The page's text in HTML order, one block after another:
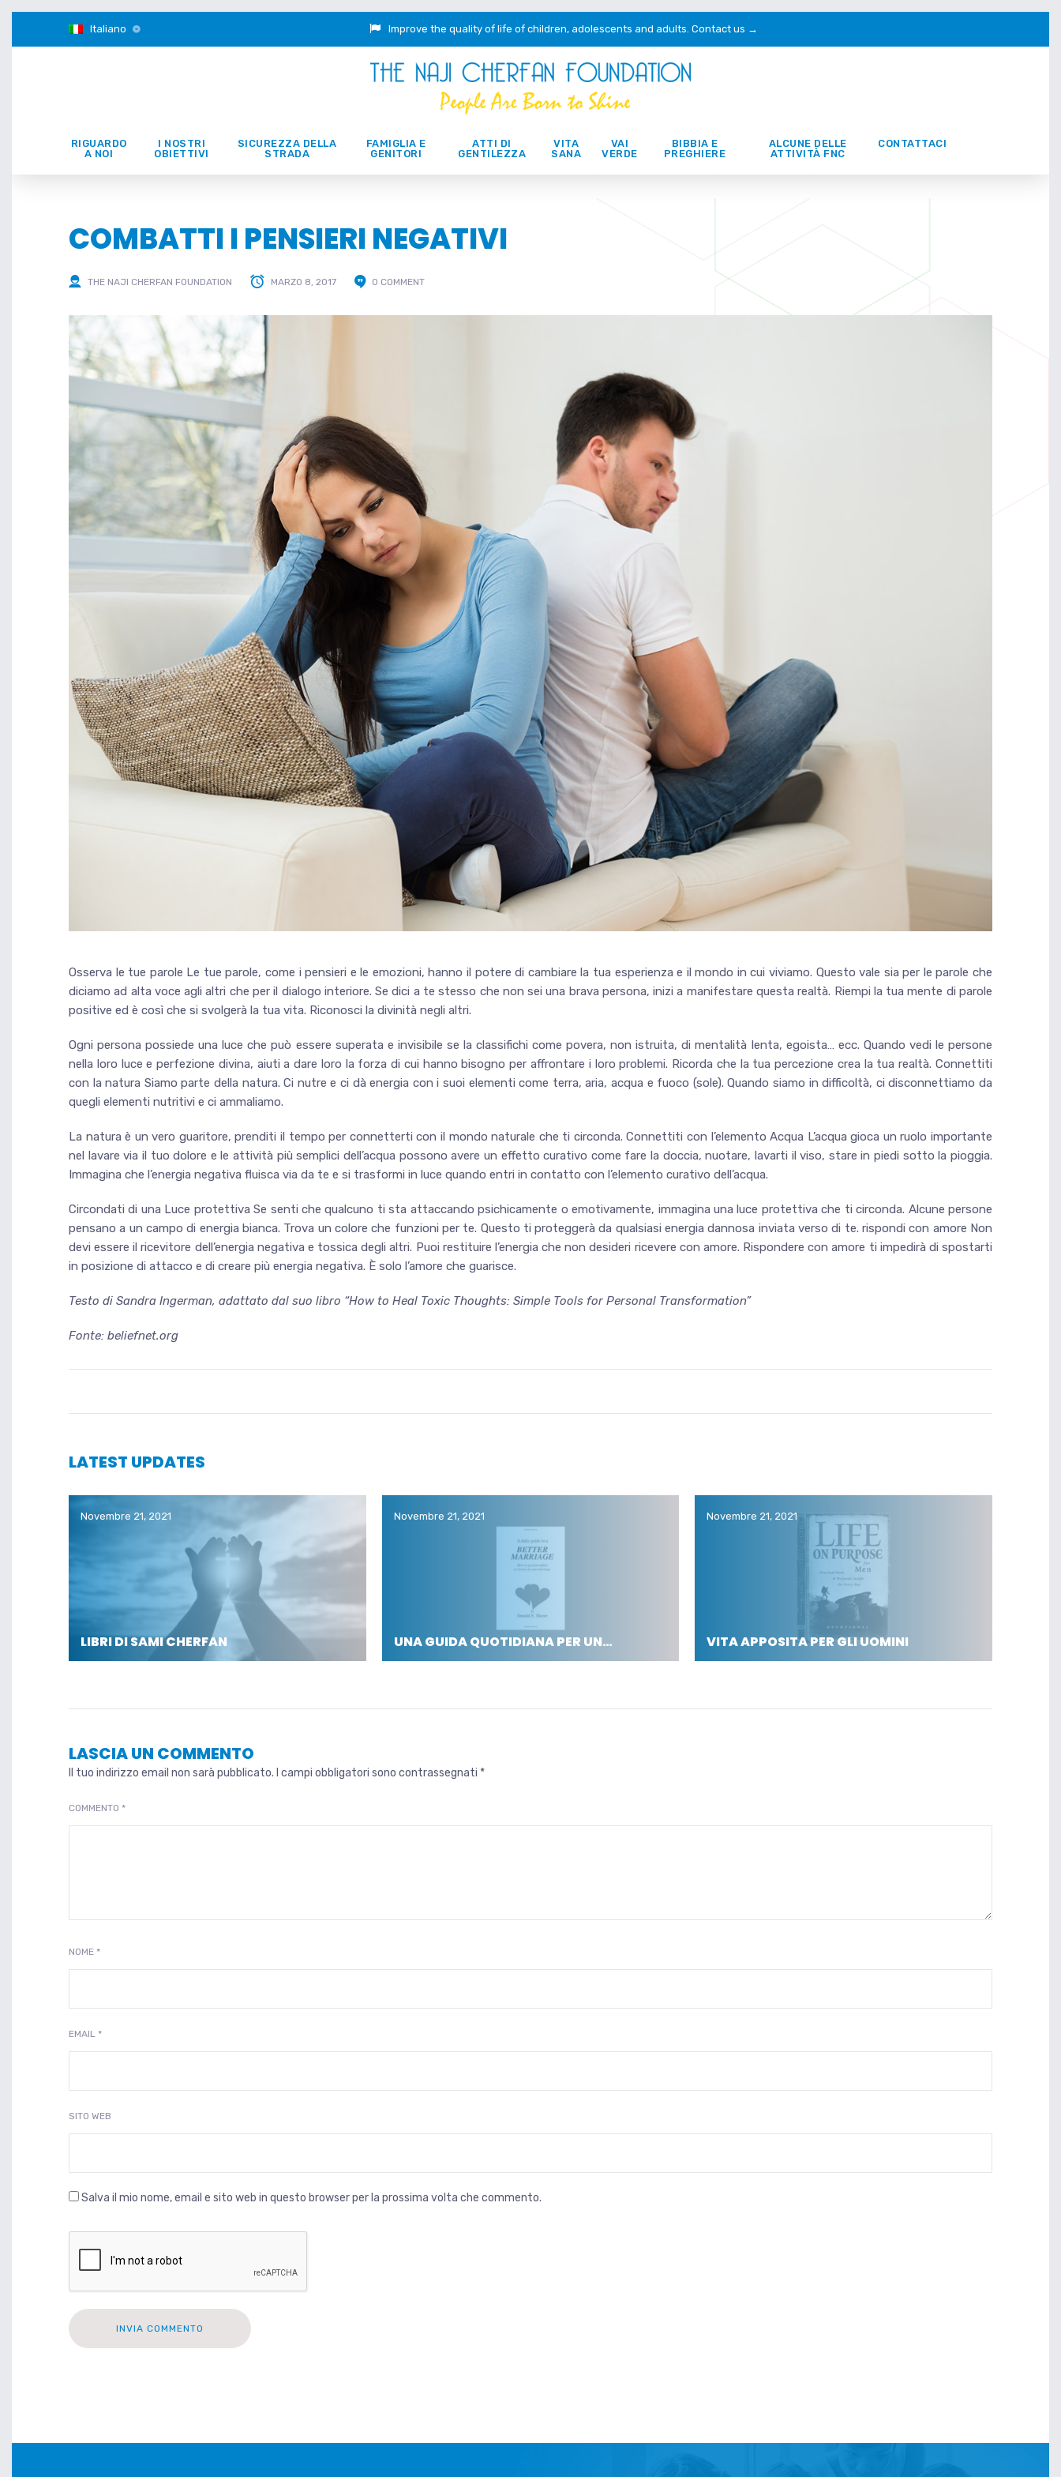
Italiano Improve the quality of life of children, adolescents and adults.Contact us →
RIGUARDO
A NOI
I NOSTRI
OBIETTIVI
SICUREZZA DELLA
STRADA
FAMIGLIA E
GENITORI
ATTI DI
GENTILEZZA
VITA
SANA
VAI
VERDE
BIBBIA E
PREGHIERE
ALCUNE DELLE
ATTIVITÀ FNC
CONTATTACI
COMBATTI I PENSIERI NEGATIVI
THE NAJI CHERFAN FOUNDATION MARZO 8, 2017 0 COMMENT
Osserva le tue parole Le tue parole, come i pensieri e le emozioni, hanno il potere di cambiare la tua esperienza e il mondo in cui viviamo. Questo vale sia per le parole che
diciamo ad alta voce agli altri che per il dialogo interiore. Se dici a te stesso che non sei una brava persona, inizi a manifestare questa realtà. Riempi la tua mente di parole
positive ed è così che si svolgerà la tua vita. Riconosci la divinità negli altri.
Ogni persona possiede una luce che può essere superata e invisibile se la classifichi come povera, non istruita, di mentalità lenta, egoista… ecc. Quando vedi le persone
nella loro luce e perfezione divina, aiuti a dare loro la forza di cui hanno bisogno per affrontare i loro problemi. Ricorda che la tua percezione crea la tua realtà. Connettiti
con la natura Siamo parte della natura. Ci nutre e ci dà energia con i suoi elementi come terra, aria, acqua e fuoco (sole). Quando siamo in difficoltà, ci disconnettiamo da
quegli elementi nutritivi e ci ammaliamo.
La natura è un vero guaritore, prenditi il tempo per connetterti con il mondo naturale che ti circonda. Connettiti con l’elemento Acqua L’acqua gioca un ruolo importante
nel lavare via il tuo dolore e le attività più semplici dell’acqua possono avere un effetto curativo come fare la doccia, nuotare, lavarti il viso, stare in piedi sotto la pioggia.
Immagina che l’energia negativa fluisca via da te e si trasformi in luce quando entri in contatto con l’elemento curativo dell’acqua.
Circondati di una Luce protettiva Se senti che qualcuno ti sta attaccando psichicamente o emotivamente, immagina una luce protettiva che ti circonda. Alcune persone
pensano a un campo di energia bianca. Trova un colore che funzioni per te. Questo ti proteggerà da qualsiasi energia dannosa inviata verso di te. rispondi con amore Non
devi essere il ricevitore dell’energia negativa e tossica degli altri. Puoi restituire l’energia che non desideri ricevere con amore. Rispondere con amore ti impedirà di spostarti
in posizione di attacco e di creare più energia negativa. È solo l’amore che guarisce.
Testo di Sandra Ingerman, adattato dal suo libro “How to Heal Toxic Thoughts: Simple Tools for Personal Transformation”
Fonte: beliefnet.org
LATEST UPDATES
Novembre 21, 2021
LIBRI DI SAMI CHERFAN
Novembre 21, 2021
UNA GUIDA QUOTIDIANA PER UN…
Novembre 21, 2021
VITA APPOSITA PER GLI UOMINI
LASCIA UN COMMENTO
Il tuo indirizzo email non sarà pubblicato. I campi obbligatori sono contrassegnati *
COMMENTO *
NOME *
EMAIL *
SITO WEB
Salva il mio nome, email e sito web in questo browser per la prossima volta che commento.